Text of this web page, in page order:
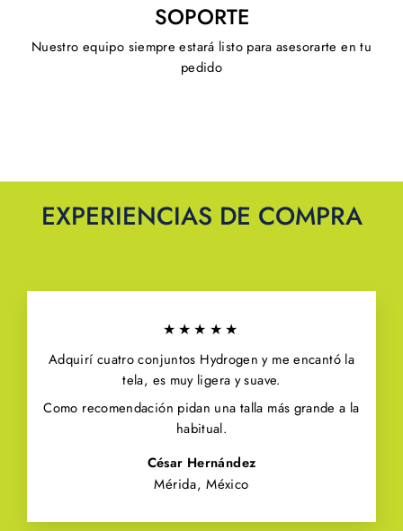
SOPORTE
Nuestro equipo siempre estará listo para asesorarte en tu
pedido
EXPERIENCIAS DE COMPRA
★★★★★
Adquirí cuatro conjuntos Hydrogen y me encantó la
tela, es muy ligera y suave.
Como recomendación pidan una talla más grande a la
habitual.
César Hernández
Mérida, México